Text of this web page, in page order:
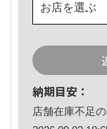
お店を選ぶ
納期目安：
店舗在庫不足